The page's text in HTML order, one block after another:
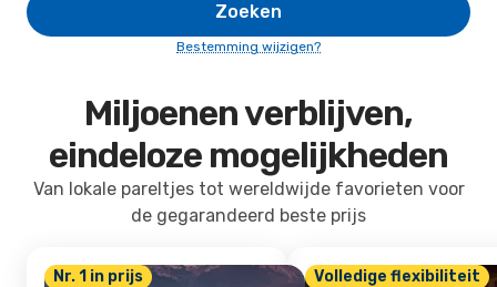
Zoeken
Bestemming wijzigen?
Miljoenen verblijven,
eindeloze mogelijkheden
Van lokale pareltjes tot wereldwijde favorieten voor
de gegarandeerd beste prijs
Nr. 1 in prijs Volledige flexibiliteit